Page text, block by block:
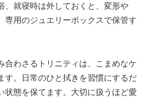
、就寝時は外しておくと、変形や
専用のジュエリーボックスで保管す
合わさるトリニティは、こまめなケ
す。日常のひと拭きを習慣にするだ
状態を保てます。大切に扱うほど愛